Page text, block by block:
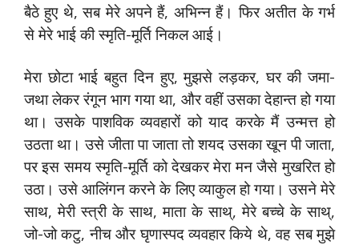
बैठे हुए थे, सब मेरे अपने हैं, अभिन्न हैं। फिर अतीत के गर्भ
से मेरे भाई की स्मृति-मूर्ति निकल आई।
मेरा छोटा भाई बहुत दिन हुए, मुझसे लड़कर, घर की जमा-
जथा लेकर रंगून भाग गया था, और वहीं उसका देहान्त हो गया
था। उसके पाशविक व्यवहारों को याद करके मैं उन्मत्त हो
उठता था। उसे जीता पा जाता तो शयद उसका खून पी जाता,
पर इस समय स्मृति-मूर्ति को देखकर मेरा मन जैसे मुखरित हो
उठा। उसे आलिंगन करने के लिए व्याकुल हो गया। उसने मेरे
साथ, मेरी स्त्री के साथ, माता के साथ्, मेरे बच्चे के साथ्,
जो-जो कटु, नीच और घृणास्पद व्यवहार किये थे, वह सब मुझे